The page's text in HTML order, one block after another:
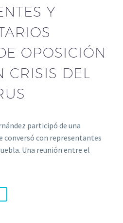
Y
OPOSICIÓN
CRISIS DEL
participó de una
conversó con representantes
Una reunión entre el